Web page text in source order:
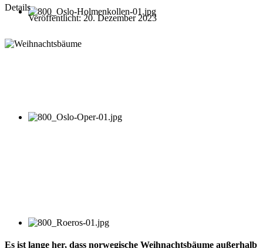
Details
Veröffentlicht: 20. Dezember 2023
Es ist lange her, dass norwegische Weihnachtsbäume außerhalb